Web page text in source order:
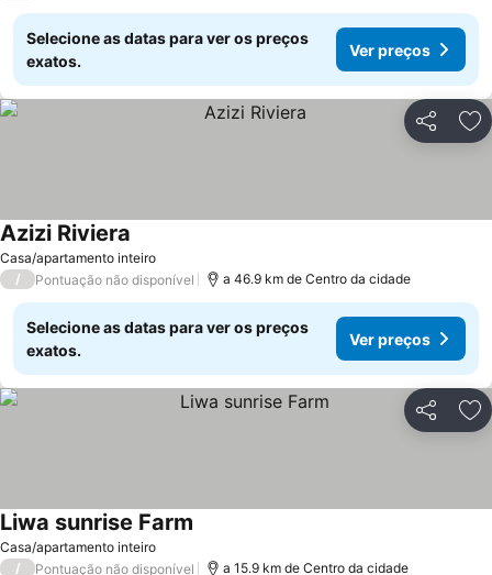
Selecione as datas para ver os preços
exatos.
Ver preços
Partilhar
Casa/apartamento inteiro
Azizi Riviera
/ Pontuação não disponível a 46.9 km de Centro da cidade
Selecione as datas para ver os preços
exatos.
Ver preços
Partilhar
Casa/apartamento inteiro
Liwa sunrise Farm
/ Pontuação não disponível a 15.9 km de Centro da cidade